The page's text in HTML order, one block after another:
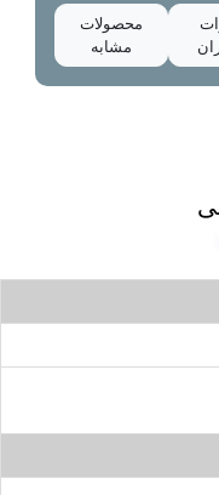
محصولات
مشابه